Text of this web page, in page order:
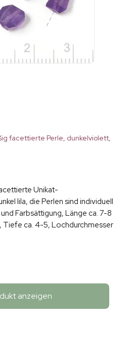
facettierte Perle, dunkelviolett,
Unikat-
lila, die Perlen sind individuell
Farbsättigung, Länge ca. 7-8
Tiefe ca. 4-5, Lochdurchmesser
anzeigen